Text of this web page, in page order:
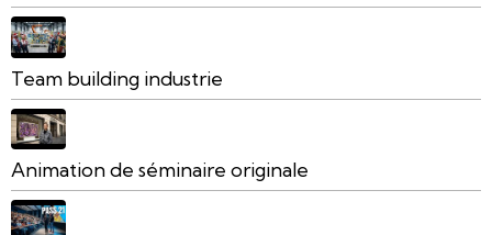
Team building industrie
Animation de séminaire originale